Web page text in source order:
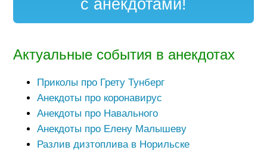
с анекдотами!
Актуальные события в анекдотах
Приколы про Грету Тунберг
Анекдоты про коронавирус
Анекдоты про Навального
Анекдоты про Елену Малышеву
Разлив дизтоплива в Норильске